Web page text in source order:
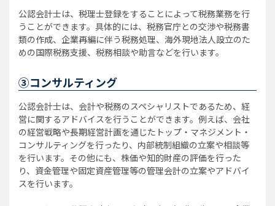
公認会計士は、税理士登録をすることによって税務業務を行
うことができます。具体的には、税務官庁との交渉や税務書
類の作成、企業再編に伴う税務処理、海外現地法人設立のた
めの国際税務支援、税務相談や助言などを行います。
③コンサルティング
公認会計士は、会計や税務のスペシャリストであるため、経
営に関するアドバイスを行うことができます。例えば、会社
の経営戦略や長期経営計画を通じたトップ・マネジメント・
コンサルティングを行ったり、内部統制組織の立案や相談等
を行います。その他にも、株価や知的財産の評価を行った
り、資金管理や固定資産管理等の管理会計の立案やアドバイ
スを行います。